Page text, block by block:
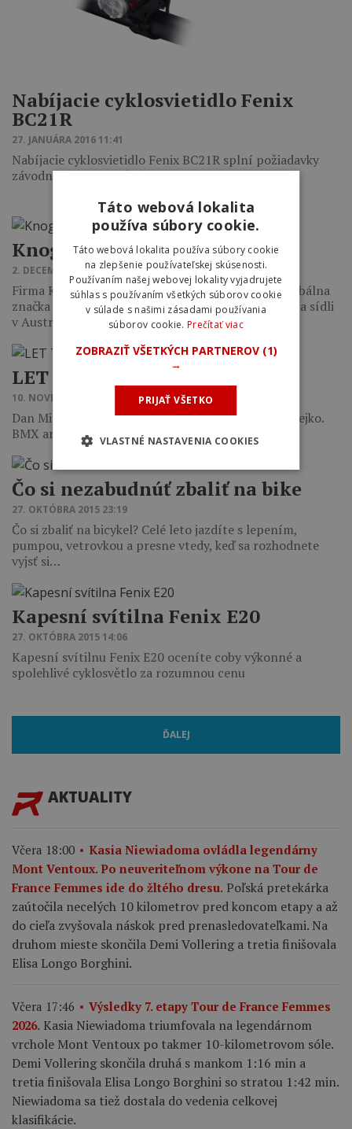
Nabíjacie cyklosvietidlo Fenix
BC21R
27. JANUÁRA 2016 11:41
Nabíjacie cyklosvietidlo Fenix BC21R splní požiadavky
závodných aj rekreačných cyklistov.
Knog Blinder
2. DECEMBRA 2015 00:07
Firma Knog založená v marci 2003 je jedinečná globálna
značka vyrábajúca cyklistické svetlá a zámky. Značka sídli
v Austrálii a…
LET THE LIGHT FLOW
10. NOVEMBRA 2015 13:49
Dan Miler nedávno natočil toto pekné svetelné videjko.
BMX artová záležitost...
Čo si nezabudnúť zbaliť na bike
27. OKTÓBRA 2015 23:19
Čo si zbaliť na bicykel? Celé leto jazdíte s lepením,
pumpou, vetrovkou a presne vtedy, keď sa rozhodnete
vyjsť si…
Kapesní svítilna Fenix E20
27. OKTÓBRA 2015 14:06
Kapesní svítilnu Fenix E20 oceníte coby výkonné a
spolehlivé cyklosvětlo za rozumnou cenu
ĎALEJ
AKTUALITY
Včera 18:00
Kasia Niewiadoma ovládla legendárny
Mont Ventoux. Po neuveriteľnom výkone na Tour de
France Femmes ide do žltého dresu. Poľská pretekárka
zaútočila necelých 10 kilometrov pred koncom etapy a až
do cieľa zvyšovala náskok pred prenasledovateľkami. Na
druhom mieste skončila Demi Vollering a tretia finišovala
Elisa Longo Borghini.
Včera 17:46
Výsledky 7. etapy Tour de France Femmes
2026. Kasia Niewiadoma triumfovala na legendárnom
vrchole Mont Ventoux po takmer 10-kilometrovom sóle.
Demi Vollering skončila druhá s mankom 1:16 min a
tretia finišovala Elisa Longo Borghini so stratou 1:42 min.
Niewiadoma sa tiež dostala do vedenia celkovej
klasifikácie.
Táto webová lokalita
používa súbory cookie.
Táto webová lokalita používa súbory cookie
na zlepšenie používateľskej skúsenosti.
Používaním našej webovej lokality vyjadrujete
súhlas s používaním všetkých súborov cookie
v súlade s našimi zásadami používania
súborov cookie. Prečítať viac
ZOBRAZIŤ VŠETKÝCH PARTNEROV (1)
→
PRIJAŤ VŠETKO
VLASTNÉ NASTAVENIA COOKIES